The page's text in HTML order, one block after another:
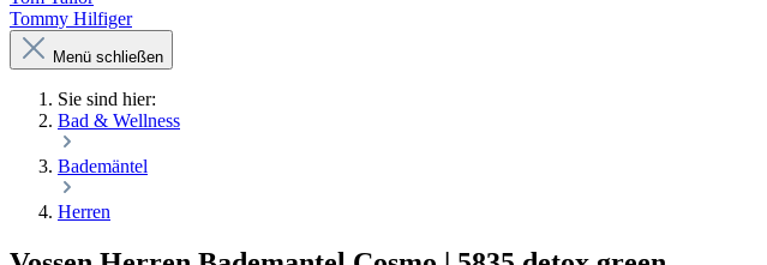
Tommy Hilfiger
Menü schließen
Sie sind hier:
Bad & Wellness
Bademäntel
Herren